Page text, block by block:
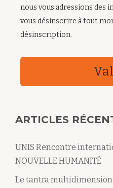
nous vous adressions des
vous désinscrire à tout
désinscription.
ARTICLES
UNIS Rencontre
NOUVELLE HUMANITÉ
Le tantra